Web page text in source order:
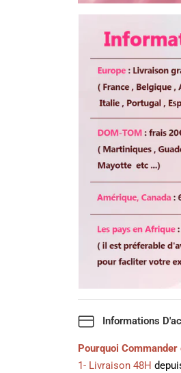
Informations
Pourquoi Commander
1- Livraison 48H